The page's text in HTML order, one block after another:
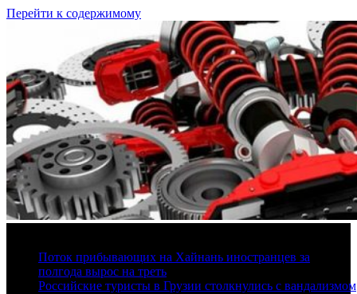
Перейти к содержимому
Поток прибывающих на Хайнань иностранцев за
полгода вырос на треть
Российские туристы в Грузии столкнулись с вандализмом